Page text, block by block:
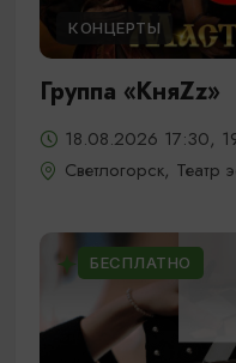
КОНЦЕРТЫ
Группа «КняZz»
18.08.2026 17:30,
Светлогорск, Театр
БЕСПЛАТНО